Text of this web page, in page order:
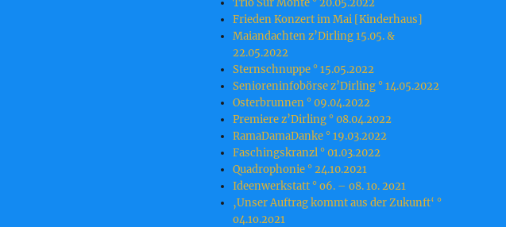
Trio Sur Monte ° 20.05.2022
Frieden Konzert im Mai [Kinderhaus]
Maiandachten z’Dirling 15.05. &
22.05.2022
Sternschnuppe ° 15.05.2022
Senioreninfobörse z’Dirling ° 14.05.2022
Osterbrunnen ° 09.04.2022
Premiere z’Dirling ° 08.04.2022
RamaDamaDanke ° 19.03.2022
Faschingskranzl ° 01.03.2022
Quadrophonie ° 24.10.2021
Ideenwerkstatt ° o6. – o8. 1o. 2o21
‚Unser Auftrag kommt aus der Zukunft‘ °
o4.1o.2o21